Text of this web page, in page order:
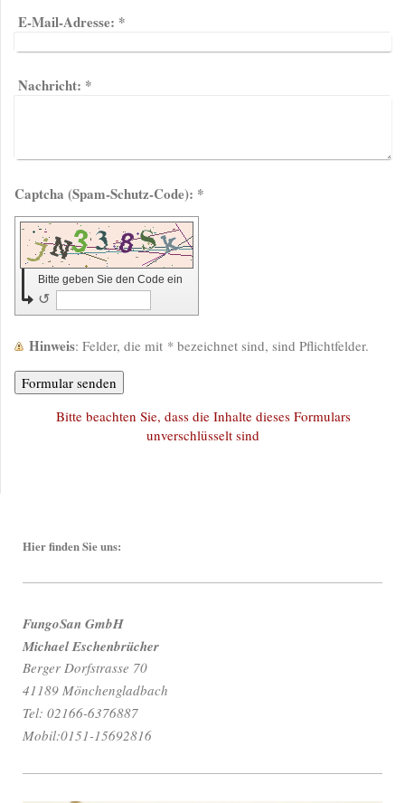
E-Mail-Adresse: *
Nachricht: *
Captcha (Spam-Schutz-Code): *
Bitte geben Sie den Code ein
↺
Hinweis : Felder, die mit * bezeichnet sind, sind Pflichtfelder.
Bitte beachten Sie, dass die Inhalte dieses Formulars
unverschlüsselt sind
Hier finden Sie uns:
FungoSan GmbH
Michael Eschenbrücher
Berger Dorfstrasse 70
41189 Mönchengladbach
Tel: 02166-6376887
Mobil:0151-15692816